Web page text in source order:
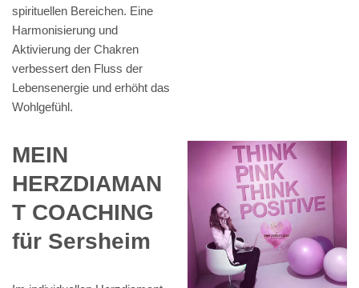
spirituellen Bereichen. Eine
Harmonisierung und
Aktivierung der Chakren
verbessert den Fluss der
Lebensenergie und erhöht das
Wohlgefühl.
MEIN
HERZDIAMAN
T COACHING
für Sersheim